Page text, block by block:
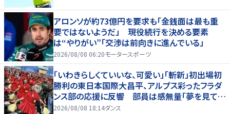
アロンソが約73億円を要求も「金銭面は最も重
要ではないようだ」 現役続行を決める要素
は“やりがい”「交渉は前向きに進んでいる」
2026/08/08 06:20モータースポーツ
「いわきらしくていいな、可愛い」「斬新」初出場初
勝利の東日本国際大昌平、アルプス彩ったフラダ
ンス部の応援に反響 部員は感無量「夢を見てい
るよう」
2026/08/08 18:14ダンス